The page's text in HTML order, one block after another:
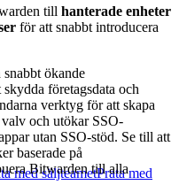
med säljteametPrata med
till hanterade enheter
för att snabbt introducera
ökande
företagsdata och
verktyg för att skapa
och utökar SSO-
utan SSO-stöd. Se till att
baserade på
Bitwarden till alla